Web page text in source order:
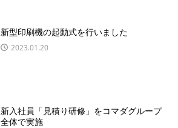
新型印刷機の起動式を行いました
2023.01.20
新入社員「見積り研修」をコマダグループ
全体で実施